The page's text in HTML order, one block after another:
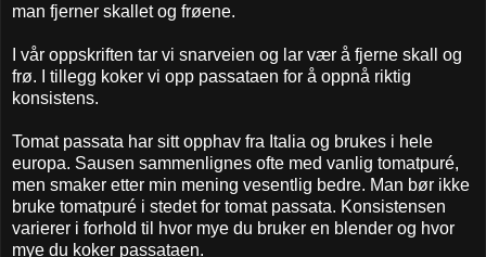
man fjerner skallet og frøene.
I vår oppskriften tar vi snarveien og lar vær å fjerne skall og
frø. I tillegg koker vi opp passataen for å oppnå riktig
konsistens.
Tomat passata har sitt opphav fra Italia og brukes i hele
europa. Sausen sammenlignes ofte med vanlig tomatpuré,
men smaker etter min mening vesentlig bedre. Man bør ikke
bruke tomatpuré i stedet for tomat passata. Konsistensen
varierer i forhold til hvor mye du bruker en blender og hvor
mye du koker passataen.